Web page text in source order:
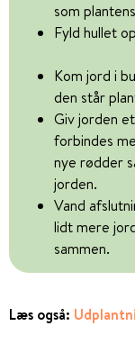
som
Fyld hullet
Kom jord i
den står
Giv jorden
forbindes
nye rødder
jorden.
Vand
lidt mere
sammen.
Læs også: